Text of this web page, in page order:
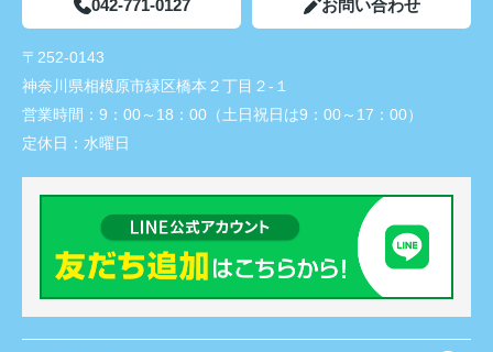
042-771-0127 お問い合わせ
〒252-0143
神奈川県相模原市緑区橋本２丁目２-１
営業時間： 9：00～18：00（土日祝日は9：00～17：00）
定休日： 水曜日